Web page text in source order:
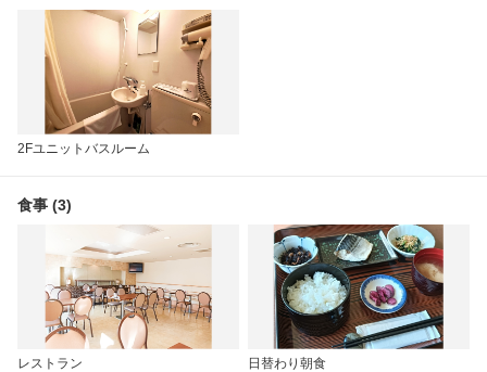
2Fユニットバスルーム
食事 (3)
レストラン 日替わり朝食